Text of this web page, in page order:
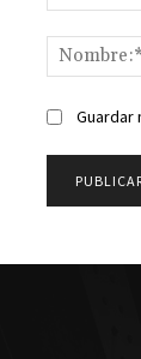
Guardar